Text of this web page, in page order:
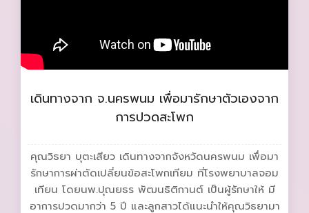
เดินทางจาก จ.นครพนม เพื่อมารักษาตัวเองจาก
การปวดสะโพก
คุณวิธยา บุตะเสียว เดินทางจากจังหวัดนครพนม เพื่อมา
รักษาการผ่าตัดเปลี่ยนข้อสะโพกเทียม ที่โรงพยาบาลจอม
เทียน โดยนพ.ปุณยธร พัฒนธิติกานต์ เป็นผู้รักษาให้ มี
อาการปวดมากว่า 5 ปี และลูกสาวได้แนะนำให้คุณวิธยามา